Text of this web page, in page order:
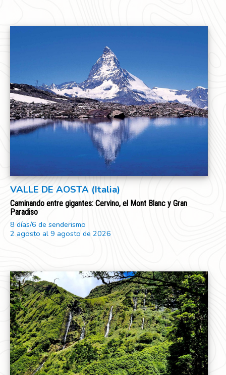
VALLE DE AOSTA (Italia)
Caminando entre gigantes: Cervino, el Mont Blanc y Gran
Paradiso
8 días/6 de senderismo
2 agosto al 9 agosto de 2026